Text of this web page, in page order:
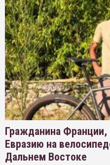
Гражданина Франции,
Евразию на
Дальнем Востоке